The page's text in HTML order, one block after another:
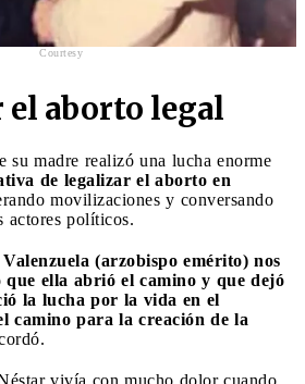
Courtesy
aborto legal
su madre realizó una lucha enorme
de legalizar el aborto en
movilizaciones y conversando
actores políticos.
(arzobispo emérito) nos
ella abrió el camino y que dejó
la lucha por la vida en el
camino para la creación de la